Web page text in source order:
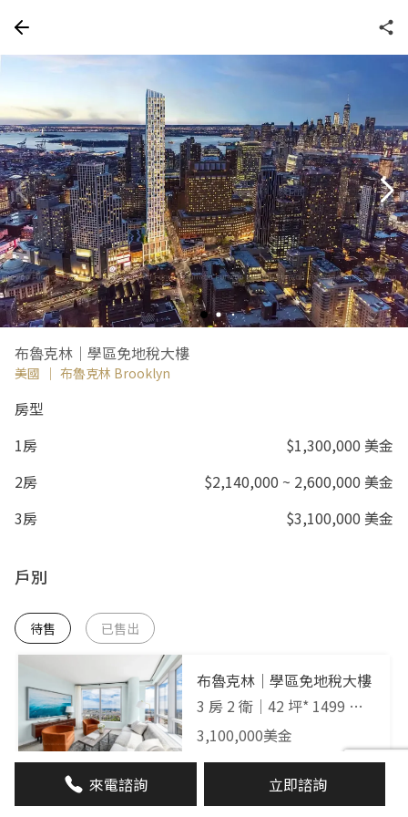
布魯克林｜學區免地稅大樓
美國 ｜ 布魯克林 Brooklyn
房型
1房
$1,300,000 美金
2房
$2,140,000 ~ 2,600,000 美金
3房
$3,100,000 美金
戶別
待售 已售出
布魯克林｜學區免地稅大樓
3 房 2 衛 ｜ 42 坪* 1499 平
方英呎｜59樓
3,100,000美金
布魯克林｜學區免地稅大樓
來電諮詢 立即諮詢